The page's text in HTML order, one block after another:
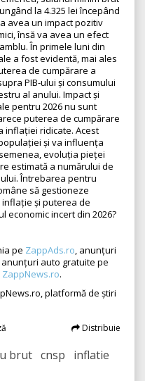
la 4.325 lei începând
avea un impact pozitiv
însă va avea un efect
În primele luni din
a fost evidentă, mai ales
de cumpărare a
PIB-ului și consumului
al anului. Impact și
pentru 2026 nu sunt
puterea de cumpărare
inflației ridicate. Acest
și va influența
evoluția pieței
estimată a numărului de
Întrebarea pentru
să gestioneze
și puterea de
economic incert din 2026?
pe ZappAds.ro, anunțuri
anunțuri auto gratuite pe
ZappNews.ro.
platformă de știri
Distribuie
brut cnsp inflatie